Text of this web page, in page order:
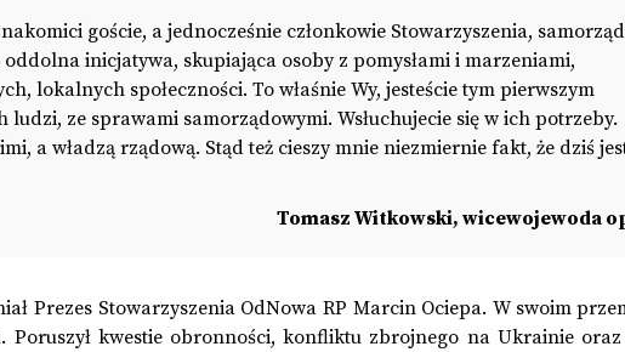
goście, a jednocześnie członkowie Stowarzyszenia,
inicjatywa, skupiająca osoby z pomysłami i marzeniami,
lokalnych społeczności. To właśnie Wy, jesteście tym pierwszym
ludzi, ze sprawami samorządowymi. Wsłuchujecie się w ich potrzeby.
a władzą rządową. Stąd też cieszy mnie niezmiernie fakt, że dziś
Tomasz Witkowski, wicewojewoda
Prezes Stowarzyszenia OdNowa RP Marcin Ociepa. W swoim
Poruszył kwestie obronności, konfliktu zbrojnego na Ukrainie oraz